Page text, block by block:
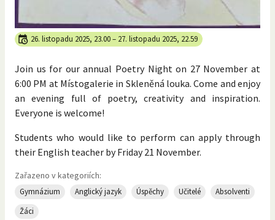
26. listopadu 2025, 23.00– 27. listopadu 2025, 22.59
Join us for our annual Poetry Night on 27 November at
6:00 PM at Místogalerie in Skleněná louka. Come and enjoy
an evening full of poetry, creativity and inspiration.
Everyone is welcome!
Students who would like to perform can apply through
their English teacher by Friday 21 November.
Zařazeno v kategoriích:
Gymnázium Anglický jazyk Úspěchy Učitelé
Absolventi
Žáci